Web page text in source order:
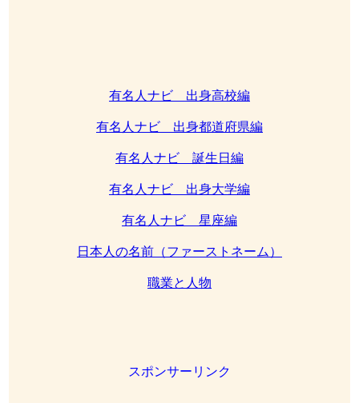
有名人ナビ 出身高校編
有名人ナビ 出身都道府県編
有名人ナビ 誕生日編
有名人ナビ 出身大学編
有名人ナビ 星座編
日本人の名前（ファーストネーム）
職業と人物
スポンサーリンク